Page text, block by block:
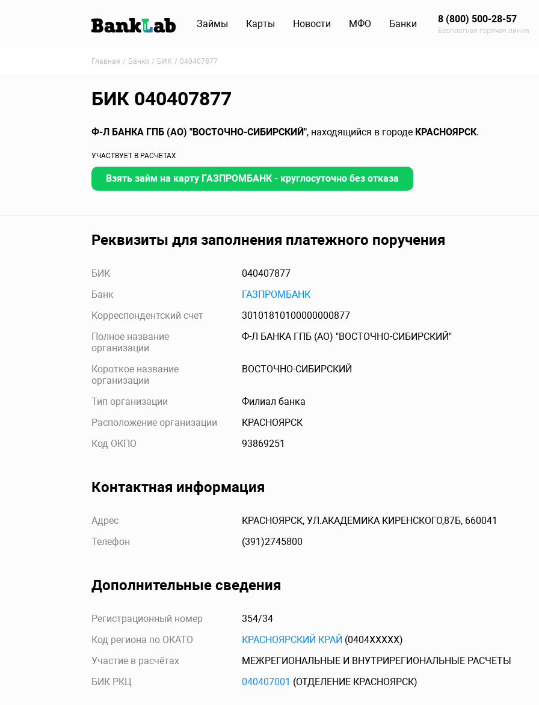
Займы Карты Новости МФО Банки 8 (800) 500-28-57
Бесплатная горячая линия
Главная Банки БИК 040407877
БИК 040407877
Ф-Л БАНКА ГПБ (АО) "ВОСТОЧНО-СИБИРСКИЙ", находящийся в городе КРАСНОЯРСК.
УЧАСТВУЕТ В РАСЧЕТАХ
Взять займ на карту ГАЗПРОМБАНК - круглосуточно без отказа
Реквизиты для заполнения платежного поручения
БИК
040407877
Банк
ГАЗПРОМБАНК
Корреспондентский счет
30101810100000000877
Полное название
организации
Ф-Л БАНКА ГПБ (АО) "ВОСТОЧНО-СИБИРСКИЙ"
Короткое название
организации
ВОСТОЧНО-СИБИРСКИЙ
Тип организации
Филиал банка
Расположение организации
КРАСНОЯРСК
Код ОКПО
93869251
Контактная информация
Адрес
КРАСНОЯРСК, УЛ.АКАДЕМИКА КИРЕНСКОГО,87Б, 660041
Телефон
(391)2745800
Дополнительные сведения
Регистрационный номер
354/34
Код региона по ОКАТО
КРАСНОЯРСКИЙ КРАЙ (0404XXXXX)
Участие в расчётах
МЕЖРЕГИОНАЛЬНЫЕ И ВНУТРИРЕГИОНАЛЬНЫЕ РАСЧЕТЫ
БИК РКЦ
040407001 (ОТДЕЛЕНИЕ КРАСНОЯРСК)